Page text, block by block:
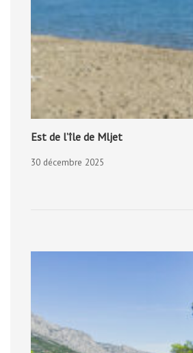
Est de l’île de Mljet
30 décembre 2025